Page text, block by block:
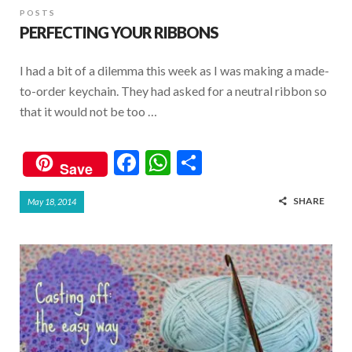
POSTS
PERFECTING YOUR RIBBONS
I had a bit of a dilemma this week as I was making a made-
to-order keychain. They had asked for a neutral ribbon so
that it would not be too …
Save
F
b
o
o
k
W
s
A
p
p
e
May 18, 2014 SHARE